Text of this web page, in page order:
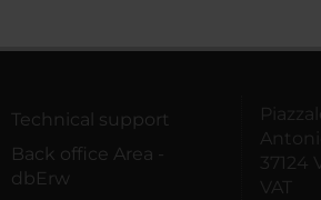
Technical support
Back office Area -
dbErw
37124
VAT